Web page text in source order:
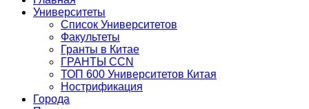
Университеты
Список Университетов
Факультеты
Гранты в Китае
ГРАНТЫ ССN
ТОП 600 Университетов Китая
Нострификация
Города